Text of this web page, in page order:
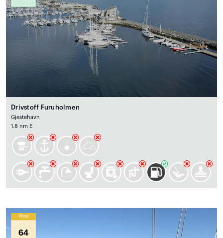
Drivstoff Furuholmen
Gjestehavn
1.8 nm E
Wind
64